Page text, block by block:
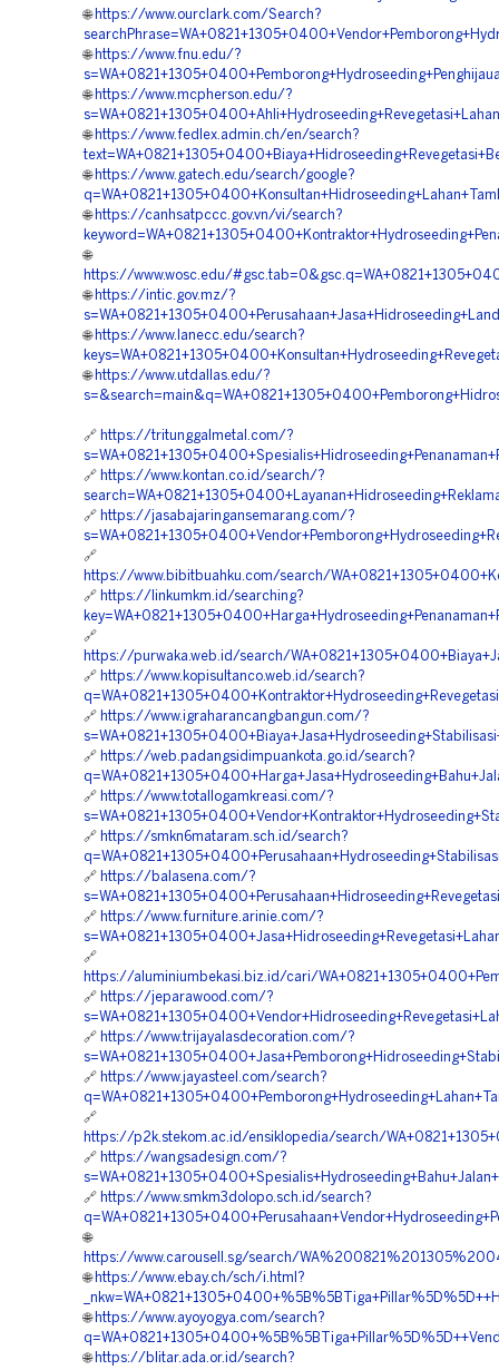
🌐 https://www.ourclark.com/Search?
🌐 https://www.fnu.edu/?
🌐 https://www.mcpherson.edu/?
🌐 https://www.fedlex.admin.ch/en/search?
🌐 https://www.gatech.edu/search/google?
🌐 https://canhsatpccc.gov.vn/vi/search?
🌐
https://www.wosc.edu/
🌐 https://intic.gov.mz/?
🌐 https://www.lanecc.edu/search?
🌐 https://www.utdallas.edu/?
🔗 https://tritunggalmetal.com/?
🔗 https://www.kontan.co.id/search/?
🔗 https://jasabajaringansemarang.com/?
🔗
https://www.bibitbuahku.com/search/
🔗 https://linkumkm.id/searching?
🔗
https://purwaka.web.id/search/
🔗 https://www.kopisultanco.web.id/search?
🔗 https://www.igraharancangbangun.com/?
🔗 https://web.padangsidimpuankota.go.id/search?
🔗 https://www.totallogamkreasi.com/?
🔗 https://smkn6mataram.sch.id/search?
🔗 https://balasena.com/?
🔗 https://www.furniture.arinie.com/?
🔗
https://aluminiumbekasi.biz.id/cari/
🔗 https://jeparawood.com/?
🔗 https://www.trijayalasdecoration.com/?
🔗 https://www.jayasteel.com/search?
🔗
https://p2k.stekom.ac.id/ensiklopedia/search/
🔗 https://wangsadesign.com/?
🔗 https://www.smkm3dolopo.sch.id/search?
🌐
https://www.carousell.sg/search/
🌐 https://www.ebay.ch/sch/i.html?
🌐 https://www.ayoyogya.com/search?
🌐 https://blitar.ada.or.id/search?